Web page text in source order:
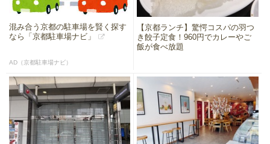
混み合う京都の駐車場を賢く探す
なら「京都駐車場ナビ」
AD（京都駐車場ナビ）
【京都ランチ】驚愕コスパの羽つ
き餃子定食！960円でカレーやご
飯が食べ放題